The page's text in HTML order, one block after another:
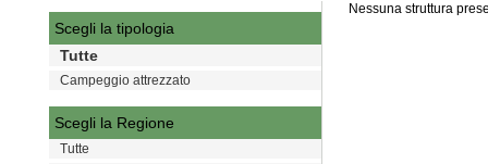
Nessuna struttura
Scegli la tipologia
Tutte
Campeggio attrezzato
Scegli la Regione
Tutte